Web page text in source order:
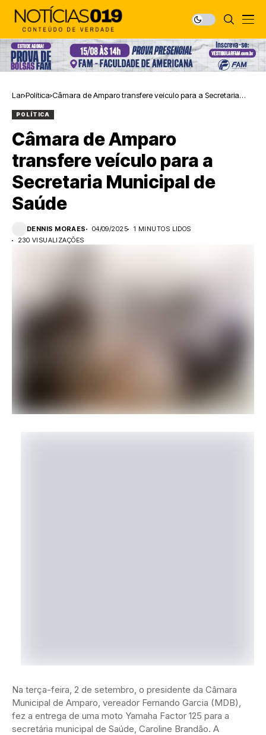
Lar Política Câmara de Amparo transfere veículo para a Secretaria
POLÍTICA
Câmara de Amparo
transfere veículo para a
Secretaria Municipal de
Saúde
DENNIS MORAES 04/09/2025
1 MINUTOS LIDOS
230 VISUALIZAÇÕES
Na terça-feira, 2 de setembro, o presidente da Câmara
Municipal de Amparo, vereador Fernando Garcia (MDB),
fez a entrega de uma moto Yamaha Factor 125 para a
secretária municipal de Saúde, Caroline Brandão. A